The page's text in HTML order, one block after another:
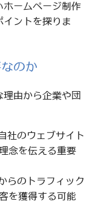
ホームページ制作
イントを探りま
のか
由から企業や団
社のウェブサイト
念を伝える重要
らのトラフィック
を獲得する可能